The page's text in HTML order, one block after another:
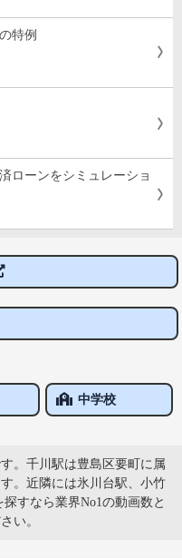
特例
ローンをシミュレーショ
中学校
。千川駅は豊島区要町に属
。近隣には氷川台駅、小竹
すなら業界No1の動画数と
い。